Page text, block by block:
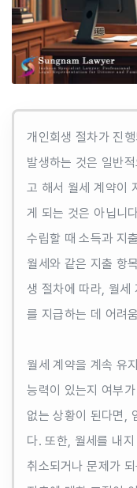
개인회생 절차가 진
발생하는 것은 일반
고 해서 월세 계약이
게 되는 것은 아닙니
수립할 때 소득과 지
월세와 같은 지출 항
생 절차에 따라, 월세
를 지급하는 데 어려
월세 계약을 계속 유
능력이 있는지 여부
없는 상황이 된다면,
다. 또한, 월세를 내
취소되거나 문제가